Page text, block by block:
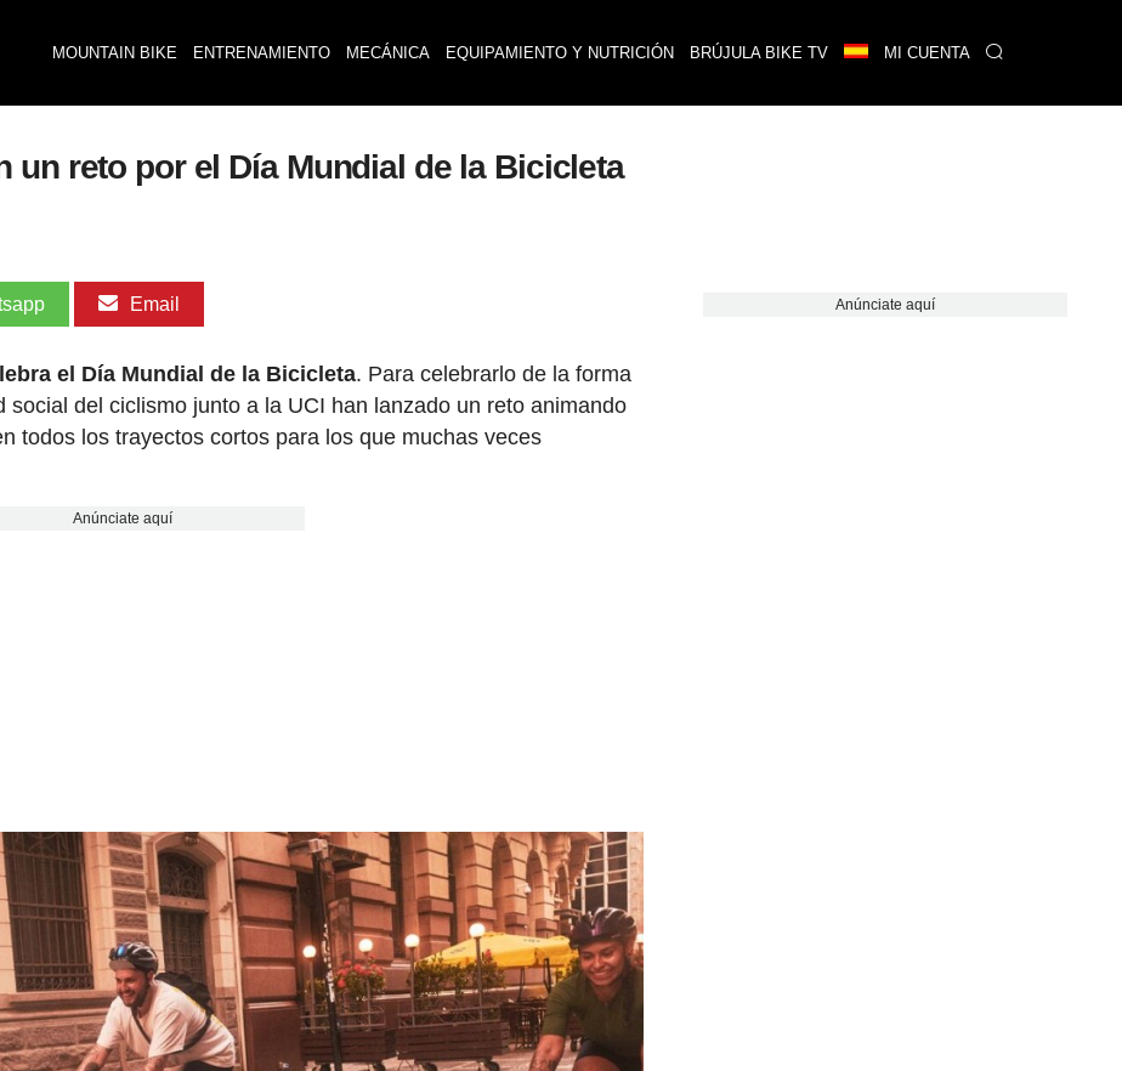
MOUNTAIN BIKE ENTRENAMIENTO MECÁNICA EQUIPAMIENTO Y NUTRICIÓN BRÚJULA BIKE TV MI CUENTA
un reto por el Día Mundial de la Bicicleta
Email
el Día Mundial de la Bicicleta. Para celebrarlo de la forma
del ciclismo junto a la UCI han lanzado un reto animando
todos los trayectos cortos para los que muchas veces
Anúnciate aquí
Anúnciate aquí